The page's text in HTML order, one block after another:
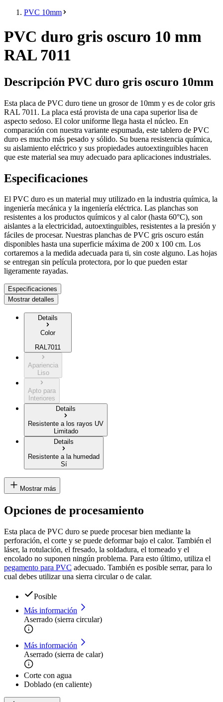
PVC 10mm
PVC duro gris oscuro 10 mm
RAL 7011
Descripción PVC duro gris oscuro 10mm
Esta placa de PVC duro tiene un grosor de 10mm y es de color gris
RAL 7011. La placa está provista de una capa superior lisa de
aspecto sedoso. El color uniforme llega hasta el núcleo. En
comparación con nuestra variante espumada, este tablero de PVC
duro es mucho más pesado y sólido. Su buena resistencia química,
su aislamiento eléctrico y sus propiedades autoextinguibles hacen
que este material sea muy adecuado para aplicaciones industriales.
Especificaciones
El PVC duro es un material muy utilizado en la industria química, la
ingeniería mecánica y la ingeniería eléctrica. Las planchas son
resistentes a los productos químicos y al calor (hasta 60°C), son
aislantes a la electricidad, autoextinguibles, resistentes a la presión y
fáciles de procesar. Nuestras planchas de PVC gris oscuro están
disponibles hasta una superficie máxima de 200 x 100 cm. Los
cortaremos a la medida adecuada para ti, sin coste alguno. Las hojas
se entregan sin película protectora, por lo que pueden estar
ligeramente rayadas.
Especificaciones
Mostrar detalles
Details
Color
RAL7011
Apariencia
Liso
Apto para
Interiores
Details
Resistente a los rayos UV
Limitado
Details
Resistente a la humedad
Sí
Mostrar más
Opciones de procesamiento
Esta placa de PVC duro se puede procesar bien mediante la
perforación, el corte y se puede deformar bajo el calor. También el
láser, la rotulación, el fresado, la soldadura, el torneado y el
encolado no suponen ningún problema. Para esto último, utiliza el
pegamento para PVC adecuado. También es posible serrar, para lo
cual debes utilizar una sierra circular o de calar.
Posible
Más información
Aserrado (sierra circular)
Más información
Aserrado (sierra de calar)
Corte con agua
Doblado (en caliente)